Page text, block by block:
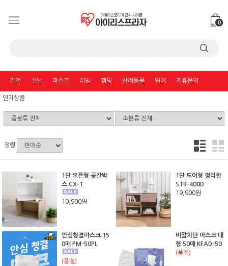
0
가전 수납 마스크 리빙 캠핑 반려동물 원예 제휴문의
인기상품
정렬
1단 오픈형 공간박
스 CX-1
10,900원
1단 도어형 정리함
STB-400D
19,900원
안심청결마스크 15
0매 PM-50PL
(품절)
비말차단 마스크 대
형 50매 KFAD-50
(품절)